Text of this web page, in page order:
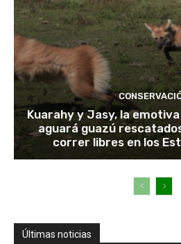
Kuarahy y Jasy, la
aguará guazú
correr libres en los
Últimas noticias